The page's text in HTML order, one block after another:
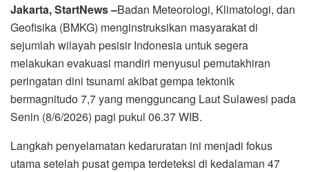
Jakarta, StartNews –Badan Meteorologi, Klimatologi, dan
Geofisika (BMKG) menginstruksikan masyarakat di
sejumlah wilayah pesisir Indonesia untuk segera
melakukan evakuasi mandiri menyusul pemutakhiran
peringatan dini tsunami akibat gempa tektonik
bermagnitudo 7,7 yang mengguncang Laut Sulawesi pada
Senin (8/6/2026) pagi pukul 06.37 WIB.
Langkah penyelamatan kedaruratan ini menjadi fokus
utama setelah pusat gempa terdeteksi di kedalaman 47